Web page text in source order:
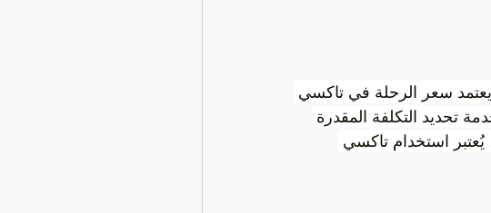
يعتمد سعر الرحلة في تاكسي
تحديد التكلفة المقدرة
يُعتبر استخدام تاكسي